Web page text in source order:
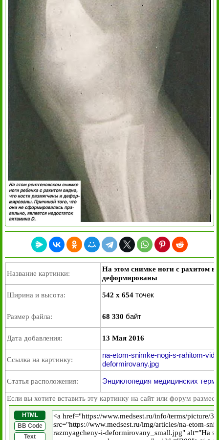
Название картинки:
На этом снимке ноги с рахитом
деформированы
Ширина и высота: 542 x 654 точек
Размер файла: 68 330 байт
Дата добавления: 13 Мая 2016
Ссылка на картинку:
na-etom-snimke-nogi-s-rahitom-
deformirovany.jpg
Статья расположения: Энциклопедия медицинских
Если вы хотите вставить эту картинку на сайт или форум
HTML
BB Code
Text